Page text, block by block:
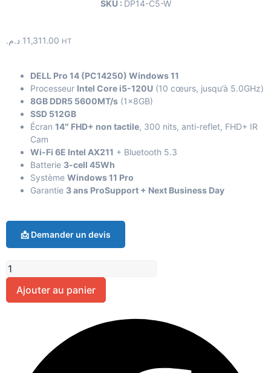
SKU : DP14-C5-W
11,311.00 د.م. HT
DELL Pro 14 (PC14250) Windows 11
Processeur Intel Core i5-120U (10 cœurs, jusqu’à 5.0GHz)
8GB DDR5 5600MT/s (1×8GB)
SSD 512GB
Écran 14″ FHD+ non tactile, 300 nits, anti-reflet, FHD+ IR
Cam
Wi-Fi 6E Intel AX211 + Bluetooth 5.3
Batterie 3-cell 45Wh
Système Windows 11 Pro
Garantie 3 ans ProSupport + Next Business Day
📩 Demander un devis
Ajouter au panier